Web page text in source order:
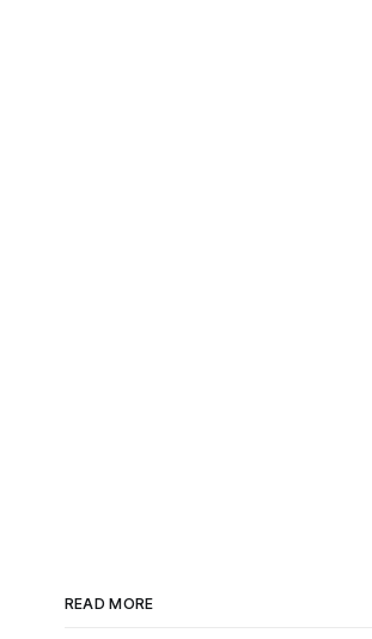
READ MORE